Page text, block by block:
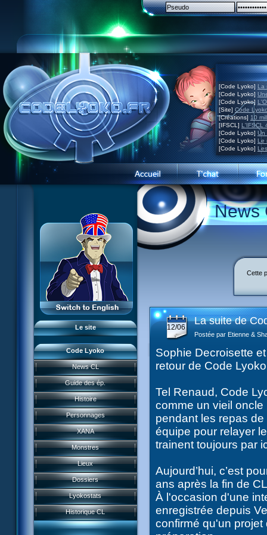
[Code Lyoko] La
[Code Lyoko]
[Code Lyoko]
[Site] Code
[Créations] 10
[IFSCL] L'IFSCL
[Code Lyoko] Un
[Code Lyoko] Le
[Code Lyoko]
Le site
Visite guidée
Inscription
Contact
Concours
L'équipe
LyokoRéseau
Professionnels
Code Lyoko
News CL
Guide des ép.
Histoire
Personnages
XANA
Monstres
Lieux
Dossiers
Lyokostats
Historique CL
News CL
Guide des ép.
Histoire
Personnages
Acteurs
XANA
Monstres
Lieux
Dossiers
Lyokostats
Garage Kids
Bande dessinée
CL Chronicles
Évènements CL
Musiques
Vidéos
Renders & images HD
Jeu FR3
News
Cette
12/06
La suite de
Postée par Etienne &
Sophie Decroisette
retour de Code
Tel Renaud, Code
comme un vieil
pendant les repas
équipe pour relayer
trainent toujours par
Aujourd’hui, c’est
ans après la fin de
À l'occasion d'une
enregistrée depuis
confirmé qu'un